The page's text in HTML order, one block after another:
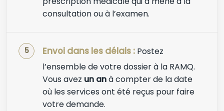
consultation ou à l’examen.
Envoi dans les délais : Postez
l’ensemble de votre dossier à la RAMQ.
Vous avez un anà compter de la date
où les services ont été reçus pour faire
votre demande.